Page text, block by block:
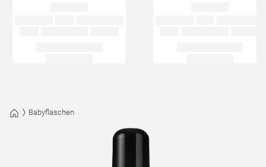
Babyflaschen